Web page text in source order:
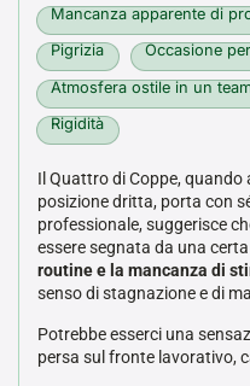
Mancanza apparente di
Pigrizia Occasione
Atmosfera ostile in un
Rigidità
Il Quattro di Coppe,
posizione dritta, porta con
professionale, suggerisce
essere segnata da una
routine e la mancanza di
senso di stagnazione e di
Potrebbe esserci una
persa sul fronte lavorativo,